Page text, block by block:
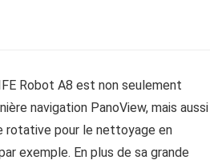
Robot A8 est non seulement
navigation PanoView, mais aussi
rotative pour le nettoyage en
exemple. En plus de sa grande